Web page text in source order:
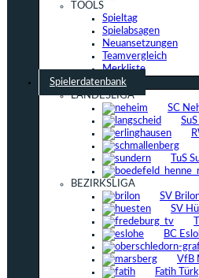
TOOLS
Spieltag
Spielabsagen
Neuansetzungen
Teamvergleich
Merkliste
Spielerdatenbank
LANDESLIGA
SC
TuS
BEZIRKSLIGA
SV Brilon
SV
BC
VfB
Fatih